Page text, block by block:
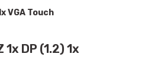
VGA Touch
1x DP (1.2) 1x